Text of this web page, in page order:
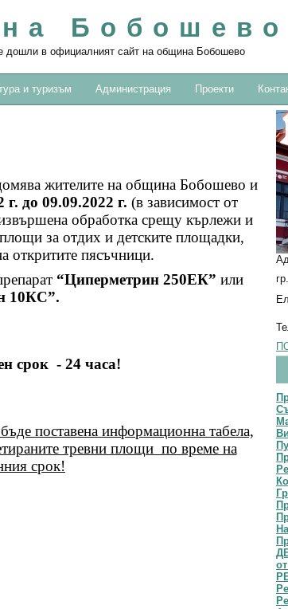
дошли в официалният сайт на община Бобошево
Бобошево
и туризъм Администрация Проекти
жителите на община Бобошево и
г. до 09.09.2022 г. (в зависимост от
обработка срещу кърлежи и
за отдих и детските площадки,
откритите пясъчници.
“Циперметрин 250ЕК”или
10КС”.
срок - 24 часа!
поставена информационна табела,
тревни площи по време на
срок!